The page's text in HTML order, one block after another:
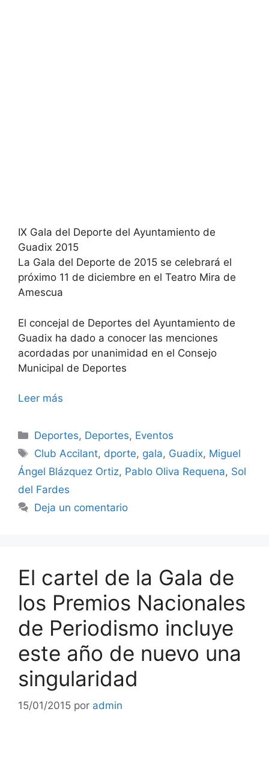
IX Gala del Deporte del Ayuntamiento de
Guadix 2015
La Gala del Deporte de 2015 se celebrará el
próximo 11 de diciembre en el Teatro Mira de
Amescua
El concejal de Deportes del Ayuntamiento de
Guadix ha dado a conocer las menciones
acordadas por unanimidad en el Consejo
Municipal de Deportes
Leer más
Categorías
Deportes, Deportes, Eventos
Etiquetas
Club Accilant, dporte, gala, Guadix, Miguel
Ángel Blázquez Ortiz, Pablo Oliva Requena, Sol
del Fardes
Deja un comentario
El cartel de la Gala de
los Premios Nacionales
de Periodismo incluye
este año de nuevo una
singularidad
15/01/2015 por admin